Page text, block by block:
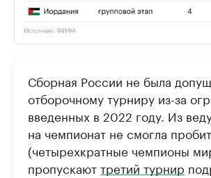
Сборная России не была
отборочному турниру из-за
введенных в 2022 году. Из
на чемпионат не смогла
(четырехкратные чемпионы
пропускаюттретий турнир